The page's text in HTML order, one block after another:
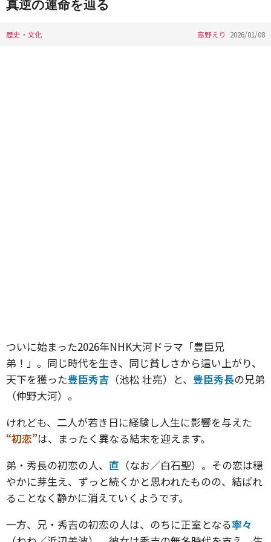
真逆の運命を辿る
歴史・文化 高野えり 2026/01/08
ついに始まった2026年NHK大河ドラマ「豊臣兄
弟！」。同じ時代を生き、同じ貧しさから這い上がり、
天下を獲った豊臣秀吉 （池松 壮亮）と、 豊臣秀長の兄弟
（仲野大河）。
けれども、二人が若き日に経験し人生に影響を与えた
“初恋”は、まったく異なる結末を迎えます。
弟・秀長の初恋の人、 直 （なお／白石聖）。その恋は穏
やかに芽生え、ずっと続くかと思われたものの、結ばれ
ることなく静かに消えていくようです。
一方、兄・秀吉の初恋の人は、のちに正室となる寧々